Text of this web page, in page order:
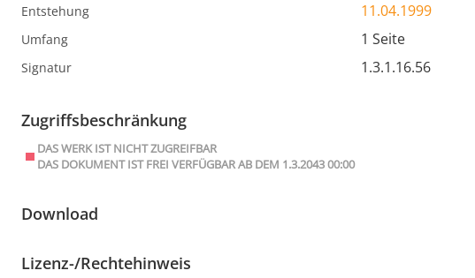
Entstehung 11.04.1999
Umfang 1 Seite
Signatur 1.3.1.16.56
Zugriffsbeschränkung
DAS WERK IST NICHT ZUGREIFBAR
DAS DOKUMENT IST FREI VERFÜGBAR AB DEM 1.3.2043 00:00
Download
Lizenz-/Rechtehinweis